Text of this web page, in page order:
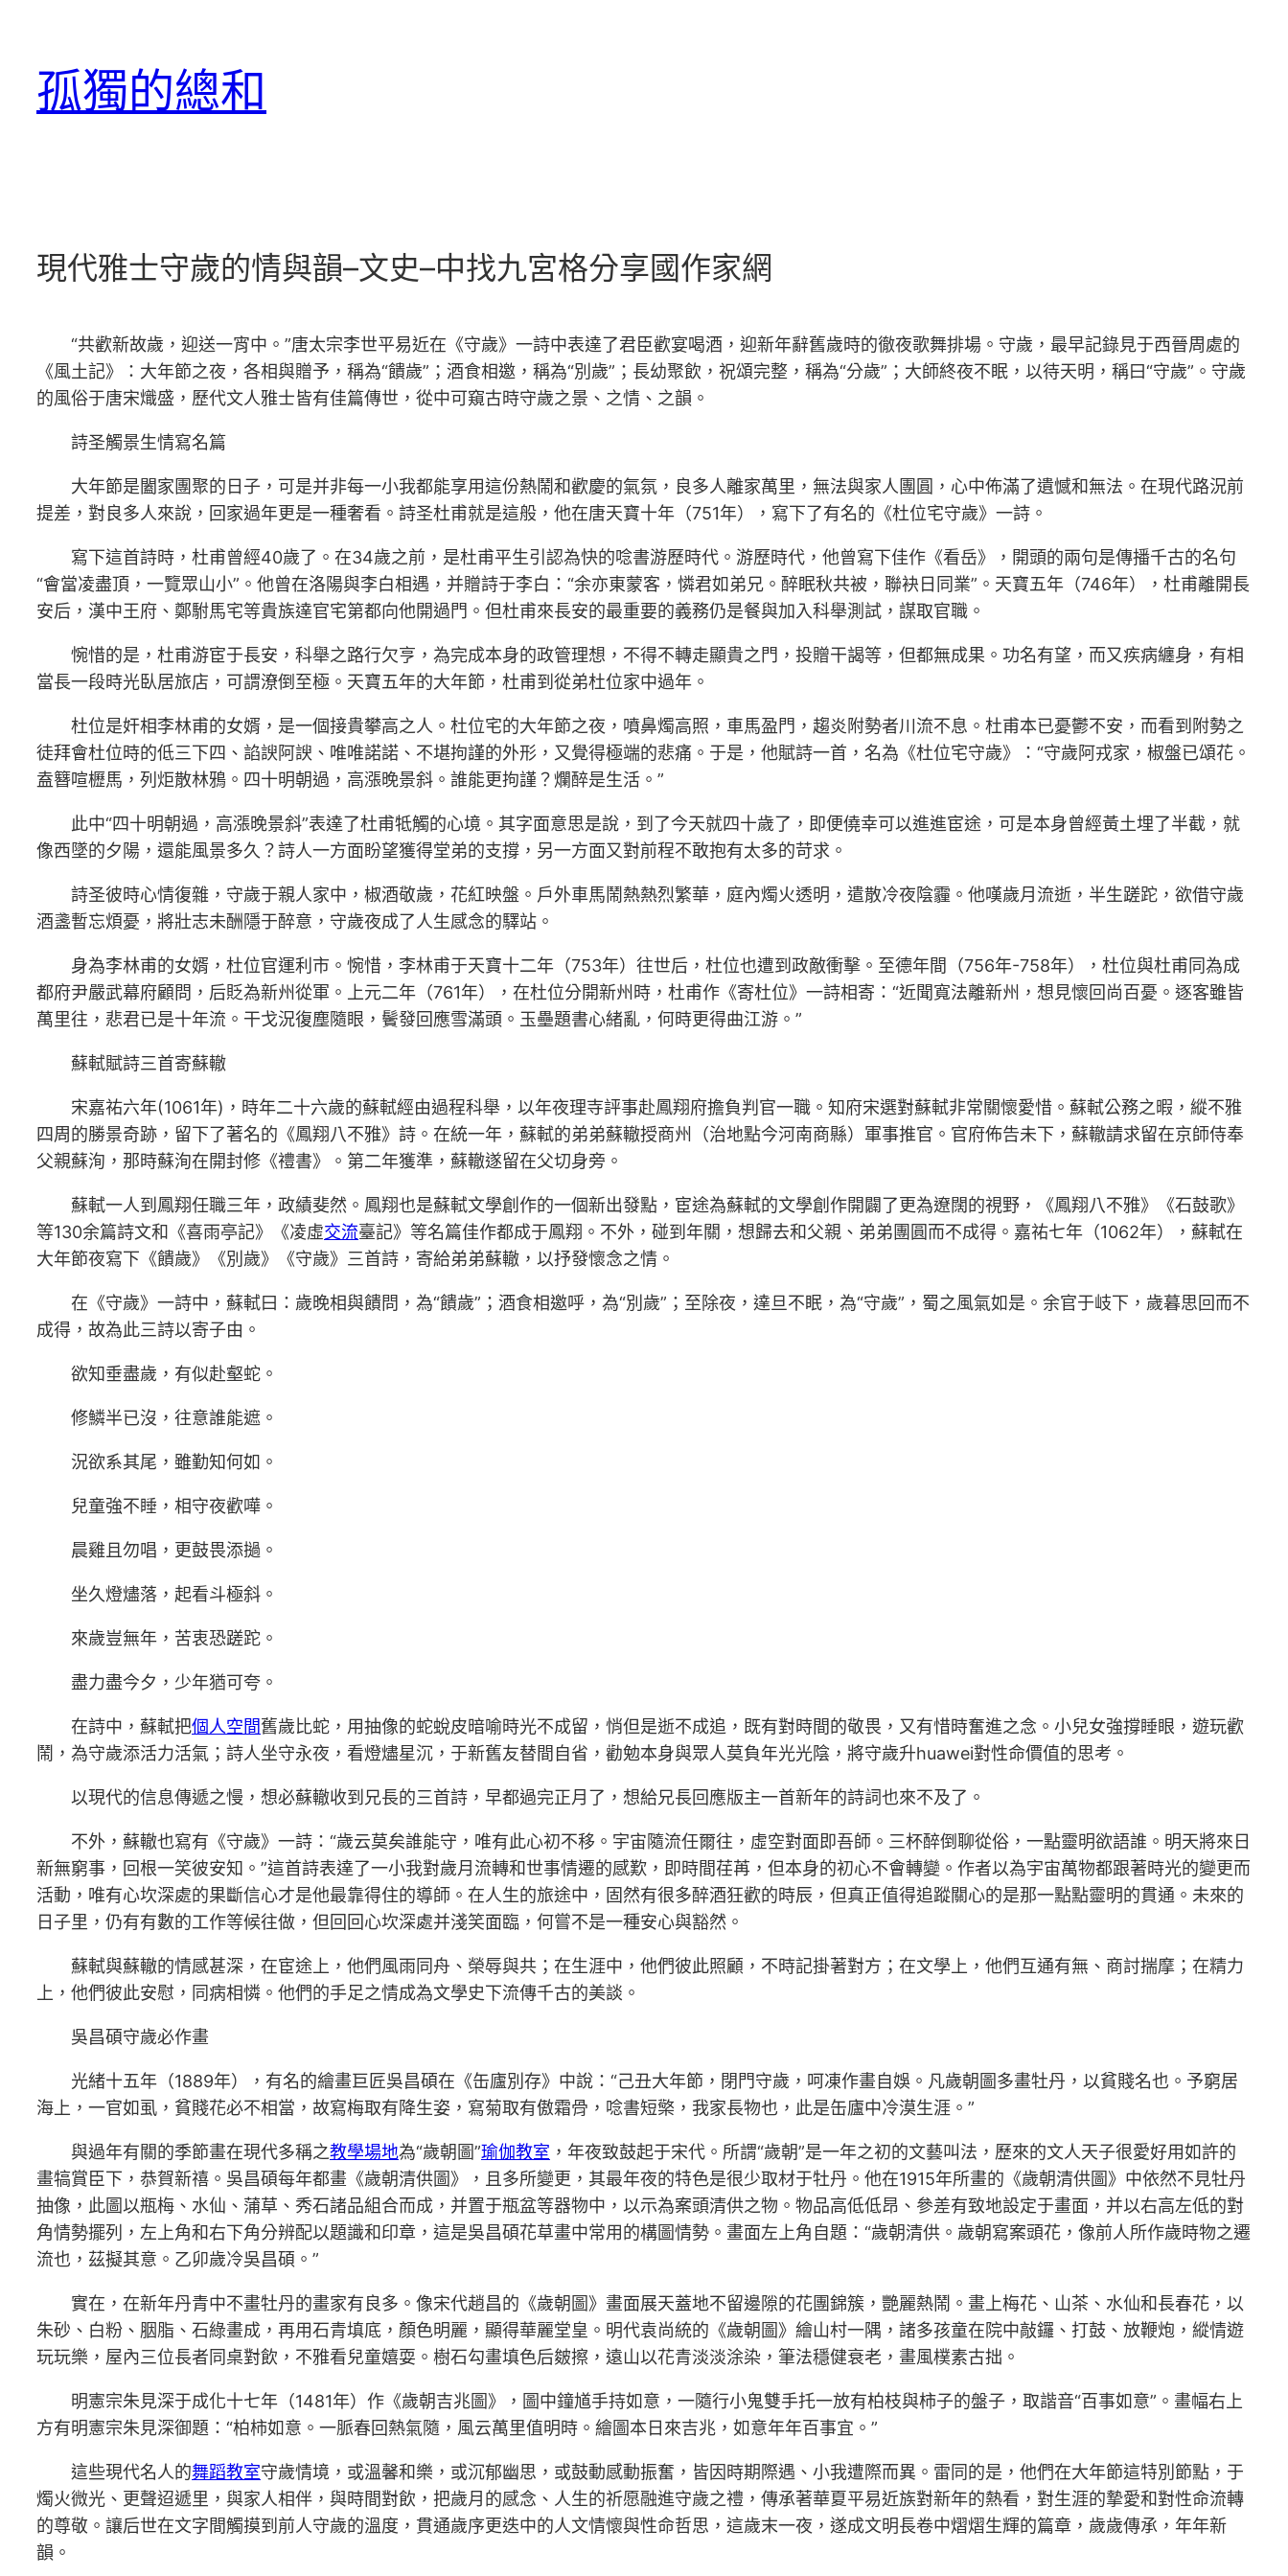
孤獨的總和
現代雅士守歲的情與韻–文史–中找九宮格分享國作家網
“共歡新故歲，迎送一宵中。”唐太宗李世平易近在《守歲》一詩中表達了君臣歡宴喝酒，迎新年辭舊歲時的徹夜歌舞排場。守歲，最早記錄見于西晉周處的
《風土記》：大年節之夜，各相與贈予，稱為“饋歲”；酒食相邀，稱為“別歲”；長幼聚飲，祝頌完整，稱為“分歲”；大師終夜不眠，以待天明，稱曰“守歲”。守歲
的風俗于唐宋熾盛，歷代文人雅士皆有佳篇傳世，從中可窺古時守歲之景、之情、之韻。
詩圣觸景生情寫名篇
大年節是闔家團聚的日子，可是并非每一小我都能享用這份熱鬧和歡慶的氣氛，良多人離家萬里，無法與家人團圓，心中佈滿了遺憾和無法。在現代路況前
提差，對良多人來說，回家過年更是一種奢看。詩圣杜甫就是這般，他在唐天寶十年（751年），寫下了有名的《杜位宅守歲》一詩。
寫下這首詩時，杜甫曾經40歲了。在34歲之前，是杜甫平生引認為快的唸書游歷時代。游歷時代，他曾寫下佳作《看岳》，開頭的兩句是傳播千古的名句
“會當凌盡頂，一覽眾山小”。他曾在洛陽與李白相遇，并贈詩于李白：“余亦東蒙客，憐君如弟兄。醉眠秋共被，聯袂日同業”。天寶五年（746年），杜甫離開長
安后，漢中王府、鄭駙馬宅等貴族達官宅第都向他開過門。但杜甫來長安的最重要的義務仍是餐與加入科舉測試，謀取官職。
惋惜的是，杜甫游宦于長安，科舉之路行欠亨，為完成本身的政管理想，不得不轉走顯貴之門，投贈干謁等，但都無成果。功名有望，而又疾病纏身，有相
當長一段時光臥居旅店，可謂潦倒至極。天寶五年的大年節，杜甫到從弟杜位家中過年。
杜位是奸相李林甫的女婿，是一個接貴攀高之人。杜位宅的大年節之夜，噴鼻燭高照，車馬盈門，趨炎附勢者川流不息。杜甫本已憂鬱不安，而看到附勢之
徒拜會杜位時的低三下四、諂諛阿諛、唯唯諾諾、不堪拘謹的外形，又覺得極端的悲痛。于是，他賦詩一首，名為《杜位宅守歲》：“守歲阿戎家，椒盤已頌花。
盍簪喧櫪馬，列炬散林鴉。四十明朝過，高漲晚景斜。誰能更拘謹？爛醉是生活。”
此中“四十明朝過，高漲晚景斜”表達了杜甫牴觸的心境。其字面意思是說，到了今天就四十歲了，即便僥幸可以進進宦途，可是本身曾經黃土埋了半截，就
像西墜的夕陽，還能風景多久？詩人一方面盼望獲得堂弟的支撐，另一方面又對前程不敢抱有太多的苛求。
詩圣彼時心情復雜，守歲于親人家中，椒酒敬歲，花紅映盤。戶外車馬鬧熱熱烈繁華，庭內燭火透明，遣散冷夜陰霾。他嘆歲月流逝，半生蹉跎，欲借守歲
酒盞暫忘煩憂，將壯志未酬隱于醉意，守歲夜成了人生感念的驛站。
身為李林甫的女婿，杜位官運利市。惋惜，李林甫于天寶十二年（753年）往世后，杜位也遭到政敵衝擊。至德年間（756年-758年），杜位與杜甫同為成
都府尹嚴武幕府顧問，后貶為新州從軍。上元二年（761年），在杜位分開新州時，杜甫作《寄杜位》一詩相寄：“近聞寬法離新州，想見懷回尚百憂。逐客雖皆
萬里往，悲君已是十年流。干戈況復塵隨眼，鬢發回應雪滿頭。玉壘題書心緒亂，何時更得曲江游。”
蘇軾賦詩三首寄蘇轍
宋嘉祐六年(1061年)，時年二十六歲的蘇軾經由過程科舉，以年夜理寺評事赴鳳翔府擔負判官一職。知府宋選對蘇軾非常關懷愛惜。蘇軾公務之暇，縱不雅
四周的勝景奇跡，留下了著名的《鳳翔八不雅》詩。在統一年，蘇軾的弟弟蘇轍授商州（治地點今河南商縣）軍事推官。官府佈告未下，蘇轍請求留在京師侍奉
父親蘇洵，那時蘇洵在開封修《禮書》。第二年獲準，蘇轍遂留在父切身旁。
蘇軾一人到鳳翔任職三年，政績斐然。鳳翔也是蘇軾文學創作的一個新出發點，宦途為蘇軾的文學創作開闢了更為遼闊的視野，《鳳翔八不雅》《石鼓歌》
等130余篇詩文和《喜雨亭記》《凌虛交流臺記》等名篇佳作都成于鳳翔。不外，碰到年關，想歸去和父親、弟弟團圓而不成得。嘉祐七年（1062年），蘇軾在
大年節夜寫下《饋歲》《別歲》《守歲》三首詩，寄給弟弟蘇轍，以抒發懷念之情。
在《守歲》一詩中，蘇軾曰：歲晚相與饋問，為“饋歲”；酒食相邀呼，為“別歲”；至除夜，達旦不眠，為“守歲”，蜀之風氣如是。余官于岐下，歲暮思回而不
成得，故為此三詩以寄子由。
欲知垂盡歲，有似赴壑蛇。
修鱗半已沒，往意誰能遮。
況欲系其尾，雖勤知何如。
兒童強不睡，相守夜歡嘩。
晨雞且勿唱，更鼓畏添撾。
坐久燈燼落，起看斗極斜。
來歲豈無年，苦衷恐蹉跎。
盡力盡今夕，少年猶可夸。
在詩中，蘇軾把個人空間舊歲比蛇，用抽像的蛇蛻皮暗喻時光不成留，悄但是逝不成追，既有對時間的敬畏，又有惜時奮進之念。小兒女強撐睡眼，遊玩歡
鬧，為守歲添活力活氣；詩人坐守永夜，看燈燼星沉，于新舊友替間自省，勸勉本身與眾人莫負年光光陰，將守歲升huawei對性命價值的思考。
以現代的信息傳遞之慢，想必蘇轍收到兄長的三首詩，早都過完正月了，想給兄長回應版主一首新年的詩詞也來不及了。
不外，蘇轍也寫有《守歲》一詩：“歲云莫矣誰能守，唯有此心初不移。宇宙隨流任爾往，虛空對面即吾師。三杯醉倒聊從俗，一點靈明欲語誰。明天將來日
新無窮事，回根一笑彼安知。”這首詩表達了一小我對歲月流轉和世事情遷的感歎，即時間荏苒，但本身的初心不會轉變。作者以為宇宙萬物都跟著時光的變更而
活動，唯有心坎深處的果斷信心才是他最靠得住的導師。在人生的旅途中，固然有很多醉酒狂歡的時辰，但真正值得追蹤關心的是那一點點靈明的貫通。未來的
日子里，仍有有數的工作等候往做，但回回心坎深處并淺笑面臨，何嘗不是一種安心與豁然。
蘇軾與蘇轍的情感甚深，在宦途上，他們風雨同舟、榮辱與共；在生涯中，他們彼此照顧，不時記掛著對方；在文學上，他們互通有無、商討揣摩；在精力
上，他們彼此安慰，同病相憐。他們的手足之情成為文學史下流傳千古的美談。
吳昌碩守歲必作畫
光緒十五年（1889年），有名的繪畫巨匠吳昌碩在《缶廬別存》中說：“己丑大年節，閉門守歲，呵凍作畫自娛。凡歲朝圖多畫牡丹，以貧賤名也。予窮居
海上，一官如虱，貧賤花必不相當，故寫梅取有降生姿，寫菊取有傲霜骨，唸書短檠，我家長物也，此是缶廬中冷漠生涯。”
與過年有關的季節畫在現代多稱之教學場地為“歲朝圖”瑜伽教室 ，年夜致鼓起于宋代。所謂“歲朝”是一年之初的文藝叫法，歷來的文人天子很愛好用如許的
畫犒賞臣下，恭賀新禧。吳昌碩每年都畫《歲朝清供圖》，且多所變更，其最年夜的特色是很少取材于牡丹。他在1915年所畫的《歲朝清供圖》中依然不見牡丹
抽像，此圖以瓶梅、水仙、蒲草、秀石諸品組合而成，并置于瓶盆等器物中，以示為案頭清供之物。物品高低低昂、參差有致地設定于畫面，并以右高左低的對
角情勢擺列，左上角和右下角分辨配以題識和印章，這是吳昌碩花草畫中常用的構圖情勢。畫面左上角自題：“歲朝清供。歲朝寫案頭花，像前人所作歲時物之遷
流也，茲擬其意。乙卯歲冷吳昌碩。”
實在，在新年丹青中不畫牡丹的畫家有良多。像宋代趙昌的《歲朝圖》畫面展天蓋地不留邊隙的花團錦簇，艷麗熱鬧。畫上梅花、山茶、水仙和長春花，以
朱砂、白粉、胭脂、石綠畫成，再用石青填底，顏色明麗，顯得華麗堂皇。明代袁尚統的《歲朝圖》繪山村一隅，諸多孩童在院中敲鑼、打鼓、放鞭炮，縱情遊
玩玩樂，屋內三位長者同桌對飲，不雅看兒童嬉耍。樹石勾畫填色后皴擦，遠山以花青淡淡涂染，筆法穩健衰老，畫風樸素古拙。
明憲宗朱見深于成化十七年（1481年）作《歲朝吉兆圖》，圖中鐘馗手持如意，一隨行小鬼雙手托一放有柏枝與柿子的盤子，取諧音“百事如意”。畫幅右上
方有明憲宗朱見深御題：“柏柿如意。一脈春回熱氣隨，風云萬里值明時。繪圖本日來吉兆，如意年年百事宜。”
這些現代名人的舞蹈教室守歲情境，或溫馨和樂，或沉郁幽思，或鼓動感動振奮，皆因時期際遇、小我遭際而異。雷同的是，他們在大年節這特別節點，于
燭火微光、更聲迢遞里，與家人相伴，與時間對飲，把歲月的感念、人生的祈愿融進守歲之禮，傳承著華夏平易近族對新年的熱看，對生涯的摯愛和對性命流轉
的尊敬。讓后世在文字間觸摸到前人守歲的溫度，貫通歲序更迭中的人文情懷與性命哲思，這歲末一夜，遂成文明長卷中熠熠生輝的篇章，歲歲傳承，年年新
韻。